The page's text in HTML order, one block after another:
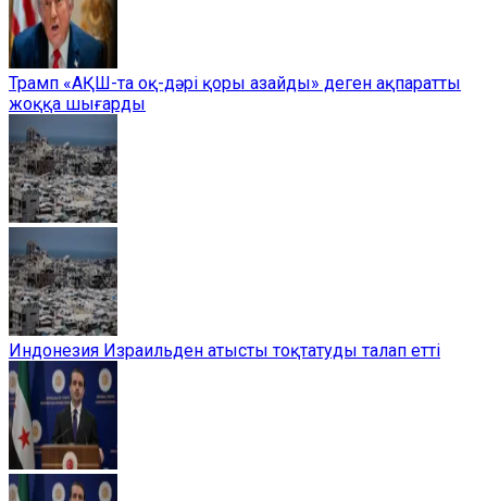
Трамп «АҚШ-та оқ-дәрі қоры азайды» деген ақпаратты
жоққа шығарды
Индонезия Израильден атысты тоқтатуды талап етті